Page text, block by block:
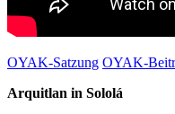
OYAK-Satzung OYAK-
Arquitlan in Sololá